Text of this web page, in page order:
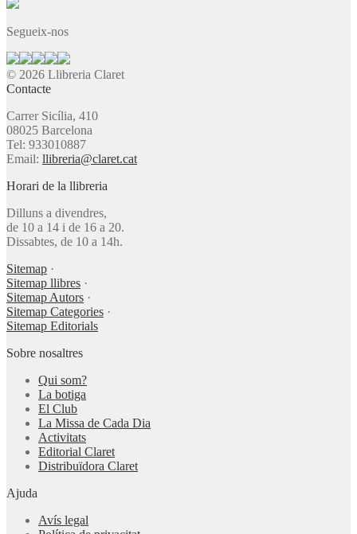
Segueix-nos
© 2026 Llibreria Claret
Contacte
Carrer Sicília, 410
08025 Barcelona
Tel: 933010887
Email: llibreria@claret.cat
Horari de la llibreria
Dilluns a divendres,
de 10 a 14 i de 16 a 20.
Dissabtes, de 10 a 14h.
Sitemap ·
Sitemap llibres ·
Sitemap Autors ·
Sitemap Categories ·
Sitemap Editorials
Sobre nosaltres
Qui som?
La botiga
El Club
La Missa de Cada Dia
Activitats
Editorial Claret
Distribuïdora Claret
Ajuda
Avís legal